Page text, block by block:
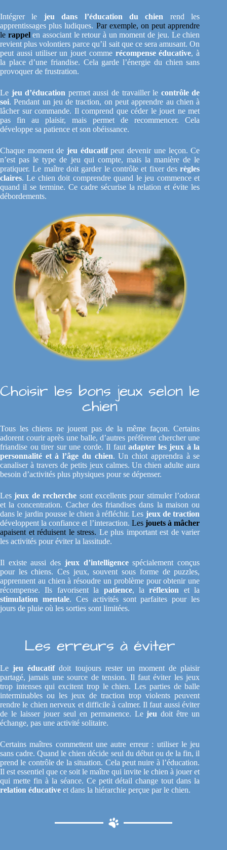
Intégrer le jeu dans l’éducation du chien rend les
apprentissages plus ludiques. Par exemple, on peut apprendre
le rappel en associant le retour à un moment de jeu. Le chien
revient plus volontiers parce qu’il sait que ce sera amusant. On
peut aussi utiliser un jouet comme récompense éducative, à
la place d’une friandise. Cela garde l’énergie du chien sans
provoquer de frustration.
Le jeu d’éducation permet aussi de travailler le contrôle de
soi. Pendant un jeu de traction, on peut apprendre au chien à
lâcher sur commande. Il comprend que céder le jouet ne met
pas fin au plaisir, mais permet de recommencer. Cela
développe sa patience et son obéissance.
Chaque moment dejeu éducatifpeut devenir une leçon. Ce
n’est pas le type de jeu qui compte, mais la manière de le
pratiquer. Le maître doit garder le contrôle et fixer desrègles
claires. Le chien doit comprendre quand le jeu commence et
quand il se termine. Ce cadre sécurise la relation et évite les
débordements.
Choisir les bons jeux selon le
chien
Tous les chiens ne jouent pas de la même façon. Certains
adorent courir après une balle, d’autres préfèrent chercher une
friandise ou tirer sur une corde. Il fautadapter les jeux à la
personnalité et à l’âge du chien. Un chiot apprendra à se
canaliser à travers de petits jeux calmes. Un chien adulte aura
besoin d’activités plus physiques pour se dépenser.
Lesjeux de recherche sont excellents pour stimuler l’odorat
et la concentration. Cacher des friandises dans la maison ou
dans le jardin pousse le chien à réfléchir. Les jeux de traction
développent la confiance et l’interaction. Les jouets à mâcher
apaisent et réduisent le stress. Le plus important est de varier
les activités pour éviter la lassitude.
Il existe aussi des jeux d’intelligencespécialement conçus
pour les chiens. Ces jeux, souvent sous forme de puzzles,
apprennent au chien à résoudre un problème pour obtenir une
récompense. Ils favorisent la patience, laréflexion et la
stimulation mentale. Ces activités sont parfaites pour les
jours de pluie où les sorties sont limitées.
Les erreurs à éviter
Lejeu éducatifdoit toujours rester un moment de plaisir
partagé, jamais une source de tension. Il faut éviter les jeux
trop intenses qui excitent trop le chien. Les parties de balle
interminables ou les jeux de traction trop violents peuvent
rendre le chien nerveux et difficile à calmer. Il faut aussi éviter
de le laisser jouer seul en permanence. Lejeu doit être un
échange, pas une activité solitaire.
Certains maîtres commettent une autre erreur : utiliser le jeu
sans cadre. Quand le chien décide seul du début ou de la fin, il
prend le contrôle de la situation. Cela peut nuire à l’éducation.
Il est essentiel que ce soit le maître qui invite le chien à jouer et
qui mette fin à la séance. Ce petit détail change tout dans la
relation éducative et dans la hiérarchie perçue par le chien.